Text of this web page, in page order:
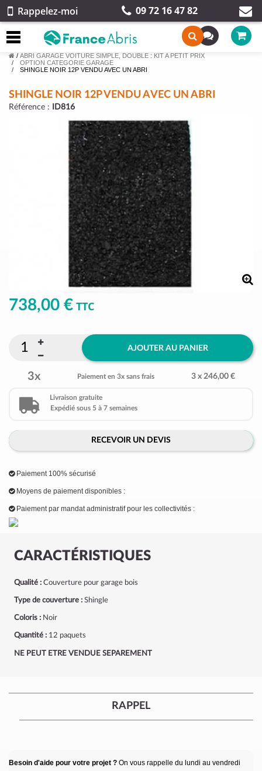
Rappelez-moi 09 72 16 47 82
/ ABRI GARAGE VOITURE SIMPLE, DOUBLE : KIT A PETIT PRIX
OPTION CATEGORIE GARAGE
SHINGLE NOIR 12P VENDU AVEC UN ABRI
SHINGLE NOIR 12P VENDU AVEC UN ABRI
Référence : ID816
CARACTÉRISTIQUES
Qualité : Couverture pour garage bois
Type de couverture : Shingle
Coloris : Noir
Quantité : 12 paquets
NE PEUT ETRE VENDUE SEPAREMENT
738,00 € TTC
AJOUTER AU PANIER
3x Paiement en 3x sans frais 3 x 246,00 €
Livraison gratuite
Expédié sous 5 à 7 semaines
RECEVOIR UN DEVIS
Paiement 100% sécurisé
Moyens de paiement disponibles :
Paiement par mandat administratif pour les collectivités :
RAPPEL
Besoin d'aide pour votre projet ? On vous rappelle du lundi au vendredi